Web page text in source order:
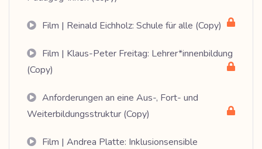
Film | Reinald Eichholz: Schule für alle (Copy)
Film | Klaus-Peter Freitag: Lehrer*innenbildung
(Copy)
Anforderungen an eine Aus-, Fort- und
Weiterbildungsstruktur (Copy)
Film | Andrea Platte: Inklusionsensible